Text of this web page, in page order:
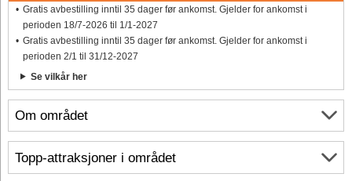
Om området
Gratis avbestilling inntil 35 dager før ankomst. Gjelder for ankomst i
perioden 18/7-2026 til 1/1-2027
Gratis avbestilling inntil 35 dager før ankomst. Gjelder for ankomst i
perioden 2/1 til 31/12-2027
Se vilkår her
Topp-attraksjoner i området